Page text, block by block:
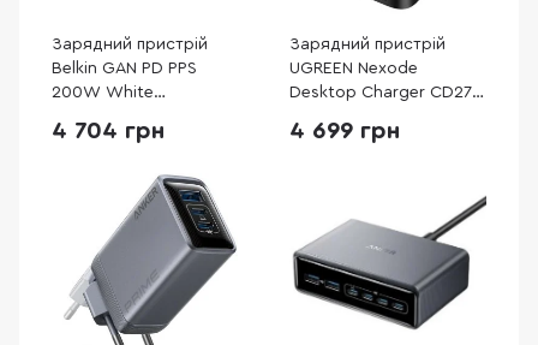
Зарядний пристрій
Belkin GAN PD PPS
200W White
4 704 грн
Зарядний пристрій
UGREEN Nexode
Desktop Charger CD271
(40914)
4 699 грн